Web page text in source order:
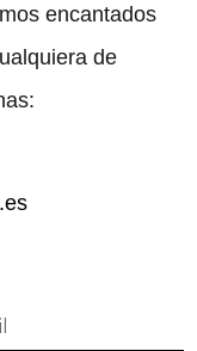
encantados
de